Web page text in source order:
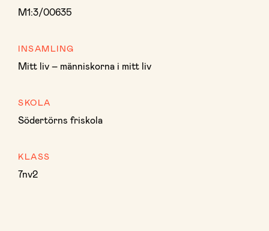
M1:3/00635
INSAMLING
Mitt liv – människorna i mitt liv
SKOLA
Södertörns friskola
KLASS
7nv2